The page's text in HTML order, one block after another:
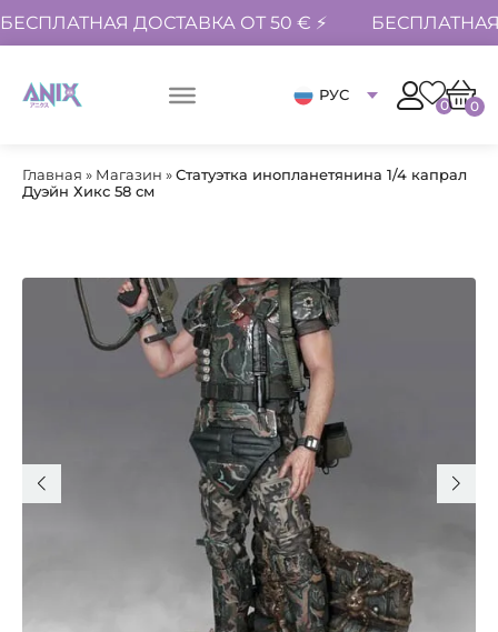
БЕСПЛАТНАЯ ДОСТАВКА ОТ 50 € ⚡
РУС
0 0
Главная » Магазин »Статуэтка инопланетянина 1/4 капрал
Дуэйн Хикс 58 см